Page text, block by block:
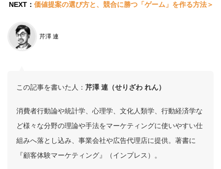
NEXT： 価値提案の選び方と、競合に勝つ「ゲーム」を作る方法＞
芹澤 連
この記事を書いた人： 芹澤 連（せりざわ れん）
消費者行動論や統計学、心理学、文化人類学、行動経済学な
ど様々な分野の理論や手法をマーケティングに使いやすい仕
組みへ落とし込み、事業会社や広告代理店に提供。著書に
『顧客体験マーケティング』（インプレス）。